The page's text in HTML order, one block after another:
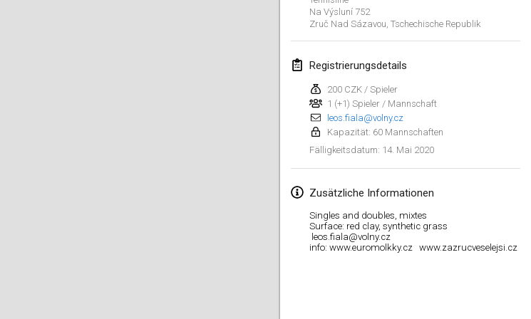
Na Výsluní 752
Zruč Nad Sázavou Tschechische Republik
Registrierungsdetails
200 CZK / Spieler
1 (+1) Spieler / Mannschaft
leos.fiala@volny.cz
Kapazität: 60 Mannschaften
Fälligkeitsdatum: 14. Mai 2020
Zusätzliche Informationen
Singles and doubles, mixtes
Surface: red clay, synthetic grass
leos.fiala@volny.cz
info: www.euromolkky.cz www.zazrucveselejsi.cz
25. Jan. 2020|Frankreich
1. Feb. 2020|Belgien
Möl'Krêpes
1. Feb. 2020|Frankreich